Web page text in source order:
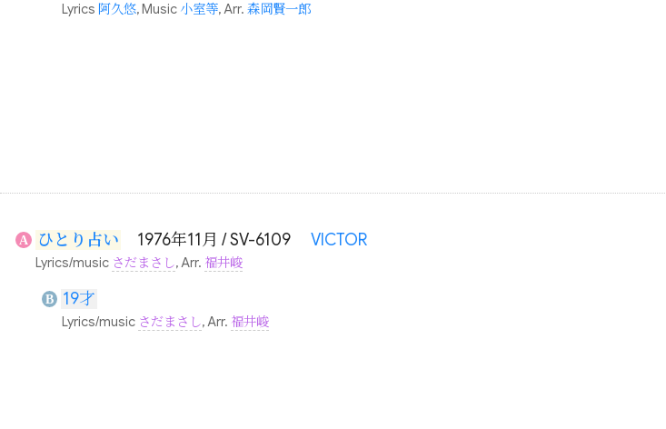
Lyrics 阿久悠, Music 小室等, Arr. 森岡賢一郎
A ひとり占い 1976年11月 / SV-6109 VICTOR
Lyrics/music さだまさし, Arr. 福井峻
B 19才
Lyrics/music さだまさし, Arr. 福井峻